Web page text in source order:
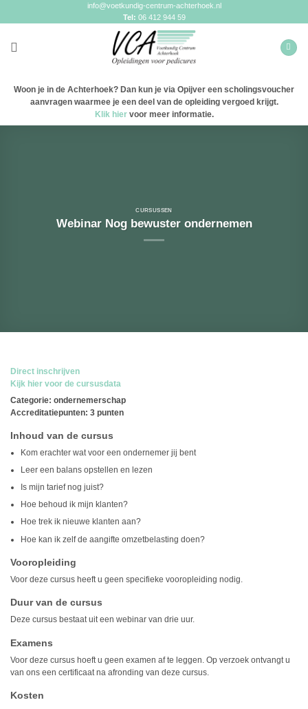
info@voetkundig-centrum-achterhoek.nl
Tel: 06 412 944 59
Woon je in de Achterhoek? Dan kun je via Opijver een scholingsvoucher
aanvragen waarmee je een deel van de opleiding vergoed krijgt.
Klik hiervoor meer informatie.
CURSUSSEN
Webinar Nog bewuster ondernemen
Direct inschrijven
Kijk hier voor de cursusdata
Categorie: ondernemerschap
Accreditatiepunten: 3 punten
Inhoud van de cursus
Kom erachter wat voor een ondernemer jij bent
Leer een balans opstellen en lezen
Is mijn tarief nog juist?
Hoe behoud ik mijn klanten?
Hoe trek ik nieuwe klanten aan?
Hoe kan ik zelf de aangifte omzetbelasting doen?
Vooropleiding
Voor deze cursus heeft u geen specifieke vooropleiding nodig.
Duur van de cursus
Deze cursus bestaat uit een webinar van drie uur.
Examens
Voor deze cursus hoeft u geen examen af te leggen. Op verzoek ontvangt u
van ons een certificaat na afronding van deze cursus.
Kosten